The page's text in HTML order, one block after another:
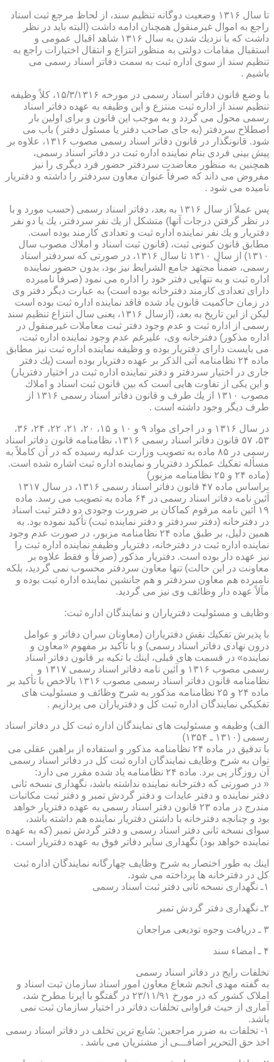
تا سال ۱۳۱۶ وضعیت دوگانه تنظیم سند، از لحاظ مرجع ثبت اسناد
راجع به اموال غیرمنقول همچنان ادامه داشت (البته باید در نظر
داشت كه با نزدیك شدن به سال ۱۳۱۶ شاهد اقبال عمومی و
استقبال مقامات دولتی به منظور انتزاع و انتقال اختیارات راجع به
تنظیم سند از سوی اداره ثبت به سمت دفاتر اسناد رسمی می
باشیم .
با وضع قانون دفاتر اسناد رسمی در مورخه ۱۵/۳/۱۳۱۶، كلاً وظیفه
تنظیم سند از اداره ثبت منتزع و این وظیفه به عهده دفاتر اسناد
رسمی محول می گردد و به موجب این قانون و برای اولین بار
اصطلاح سردفتر (به جای صاحب دفتر یا مسئول دفتر ) باب می
شود. قانونگذار در قانون دفاتر اسناد رسمی مصوب ۱۳۱۶، علاوه بر
پیش بینی فردی بنام نماینده اداره ثبت در دفاتر اسناد رسمی،
همچنین به منظور معاضدت سردفتر حضور فرد دیگری را نیز
مفروض می داند كه صرفاً عنوان معاون سردفتر را داشته و دفتریار
نامیده می شود .
پس عملاً از سال ۱۳۱۶ به بعد، دفاتر اسناد رسمی (حسب مورد و با
در نظر گرفتن درجات آنها) متشكل از یك نفر سردفتر، یك یا دو نفر
دفتریار و یك نفر نماینده اداره ثبت و تعدادی كارمند بوده است.
مطابق قانون كنونی ثبت، (قانون ثبت اسناد و املاك مصوب سال
۱۳۱۰) از سال ۱۳۱۰ تا سال ۱۳۱۶، در صورتی كه سردفتر اسناد
رسمی، ضمناً مجتهد جامع الشرایط نیز بود، بدون حضور نماینده
اداره ثبت و به تنهایی دفتر خود را اداره می نمود (صرفاً نامبرده
دارای تعدادی كارمند دفترخانه بوده است) به عبارت دیگر دفتر وی
در زمان حاكمیت قانون یاد شده فاقد نماینده اداره ثبت بوده است
لیكن از این تاریخ به بعد، (ازسال ۱۳۱۶، یعنی سال انتزاع تنظیم سند
رسمی از اداره ثبت و عدم وجود دفتر ثبت معاملات غیرمنقول در
اداره مذكور) دفترخانه وی، علیرغم عدم وجود نماینده اداره ثبت،
می بایست دارای دفتریار بوده و وظیفه نماینده اداره ثبت نیز مطابق
ماده ۲۴ نظامنامه آتی الذكر بر عهده دفتریار بوده است (یك دفتر
جاری در اختیار سردفتر و دفتر نماینده اداره ثبت در اختیار دفتریار)
و این یكی از تفاوت هایی است كه بین قانون ثبت اسناد و املاك
مصوب ۱۳۱۰ از یك طرف و قانون دفاتر اسناد رسمی ۱۳۱۶ از
طرف دیگر وجود داشته است .
در سال ۱۳۱۶ و در اجرای مواد ۹ و ۱۰ و ۱۵، ۲۰، ۲۱، ۲۲، ۲۴، ۳۶،
۵۳، ۵۷ قانون دفاتر اسناد رسمی ۱۳۱۶، نظامنامه قانون دفاتر اسناد
رسمی در ۸۵ ماده به تصویب وزارت عدلیه رسیده كه در آن كاملاً به
مسأله تفكیك عملكرد دفتریار و نماینده اداره ثبت اشاره شده است.
(ماده ۲۴ و ۲۵ نظامنامه مزبور)
براساس ماده ۴۷ قانون دفاتر اسناد رسمی ۱۳۱۶، در سال ۱۳۱۷
آئین نامه دفاتر اسناد رسمی در ۶۴ ماده به تصویب می رسد. ماده
۱۹ آئین نامه مرقوم كماكان بر ضرورت وجودی دو دفتر ثبت اسناد
در دفترخانه (دفتر سردفتر و دفتر نماینده ثبت) تأكید نموده بود. به
همین دلیل، بر طبق ماده ۲۴ نظامنامه مزبور، در صورت عدم وجود
نماینده اداره ثبت در دفترخانه، دفتریار وظیفه نماینده اداره ثبت را
نیز عهده دار بوده است. دفتریار مذكور (صرفاً و فقط علاوه بر
معاونت در این حالت) تنها معاون سردفتر محسوب نمی گردید، بلكه
نامبرده هم معاون سردفتر و هم جانشین نماینده اداره ثبت بوده و
مآلاً عهده دار وظائف وی نیز می گردید.
وظایف و مسئولیت دفتریاران و نمایندگان اداره ثبت:
با پذیرش تفكیك نقش دفتریاران (معاونان سران دفاتر و عوامل
درون نهادی دفاتر اسناد رسمی) و با تأكید بر مفهوم «معاون و
نماینده» در قسمت های قبلی، اینك با تكیه بر قانون دفاتر اسناد
رسمی مصوب ۱۳۱۶ و آئین نامه دفاتر اسناد رسمی ۱۳۱۷ و
نظامنامه قانون دفاتر اسناد رسمی مصوب ۱۳۱۶ بالاخص با تأكید بر
ماده ۲۴ و ۲۵ نظامنامه مذكور به شرح وظائف و مسئولیت های
تفكیكی نمایندگان اداره ثبت كل و دفتریاران می پردازیم .
الف) وظیفه و مسئولیت های نمایندگان اداره ثبت كل در دفاتر اسناد
رسمی (۱۳۱۰ ـ ۱۳۵۴)
با تدقیق در ماده ۲۴ نظامنامه مذكور و استفاده از براهین عقلی می
توان به شرح وظایف نمایندگان اداره ثبت كل در دفاتر اسناد رسمی
آن روزگار پی برد. ماده ۲۴ نظامنامه یاد شده مقرر می دارد:
« در صورتی كه دفترخانه نماینده نداشته باشد، نگهداری نسخه ثانی
دفتر نماینده و دفتر عایدات و دفتر گردش تمبر و دفتر ثبت مكاتبات
مندرج در ماده ۲۳ قانون دفتر اسناد رسمی به عهده دفتریار خواهد
بود و چنانچه دفترخانه با داشتن دفتریار نماینده هم داشته باشد،
سوای نسخه ثانی دفتر اسناد رسمی و دفتر گردش تمبر (كه به عهده
نماینده خواهد بود) نگهداری سایر دفاتر فوق به عهده دفتریار است .
اینك به طور اختصار به شرح وظایف چهارگانه نمایندگان اداره ثبت
كل در دفترخانه ها پرداخته می شود.
۱ـ نگهداری نسخه ثانی دفتر ثبت اسناد رسمی
۲ـ نگهداری دفتر گردش تمبر
۳ ـ دریافت وجوه تودیعی مراجعان
۴ ـ امضاء سند
تخلفات رایج در دفاتر اسناد رسمی
به گفته مهدی انجم شعاع معاون امور اسناد سازمان ثبت اسناد و
املاک کشور که در مورخ ۲۳/۱۱/۹۱ در گفتگو با ایرنا مطرح شد،
آماری از حیث فراوانی تخلفات دفاتر در اختیار سازمان ثبت نمی
باشد.
۱- تخلفات به ضرر مراجعین: شایع ترین تخلف در دفاتر اسناد رسمی
اخذ حق التحریر اضافـــی از مشتریان می باشد .